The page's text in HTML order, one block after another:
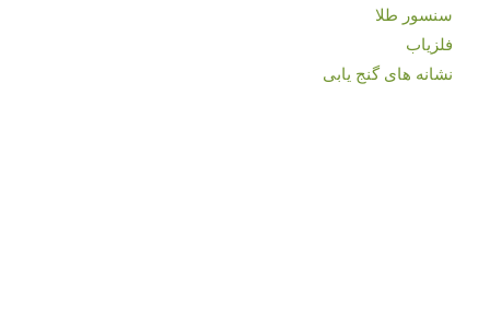
سنسور طلا
فلزیاب
نشانه های گنج یابی